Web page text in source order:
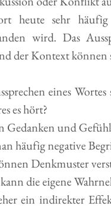
heute sehr
wird. Das
der Kontext können
eines
es hört?
Gedanken und
häufig negative
Denkmuster
die eigene
ein indirekter